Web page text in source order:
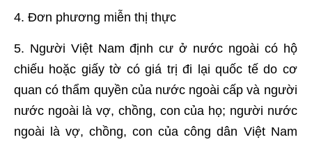
4. Đơn phương miễn thị thực
5. Người Việt Nam định cư ở nước ngoài có hộ
chiếu hoặc giấy tờ có giá trị đi lại quốc tế do cơ
quan có thẩm quyền của nước ngoài cấp và người
nước ngoài là vợ, chồng, con của họ; người nước
ngoài là vợ, chồng, con của công dân Việt Nam